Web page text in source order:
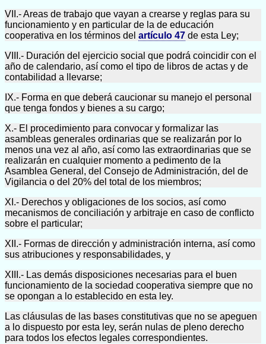
VII.- Areas de trabajo que vayan a crearse y reglas para su
funcionamiento y en particular de la de educación
cooperativa en los términos del artículo 47 de esta Ley;
VIII.- Duración del ejercicio social que podrá coincidir con el
año de calendario, así como el tipo de libros de actas y de
contabilidad a llevarse;
IX.- Forma en que deberá caucionar su manejo el personal
que tenga fondos y bienes a su cargo;
X.- El procedimiento para convocar y formalizar las
asambleas generales ordinarias que se realizarán por lo
menos una vez al año, así como las extraordinarias que se
realizarán en cualquier momento a pedimento de la
Asamblea General, del Consejo de Administración, del de
Vigilancia o del 20% del total de los miembros;
XI.- Derechos y obligaciones de los socios, así como
mecanismos de conciliación y arbitraje en caso de conflicto
sobre el particular;
XII.- Formas de dirección y administración interna, así como
sus atribuciones y responsabilidades, y
XIII.- Las demás disposiciones necesarias para el buen
funcionamiento de la sociedad cooperativa siempre que no
se opongan a lo establecido en esta ley.
Las cláusulas de las bases constitutivas que no se apeguen
a lo dispuesto por esta ley, serán nulas de pleno derecho
para todos los efectos legales correspondientes.